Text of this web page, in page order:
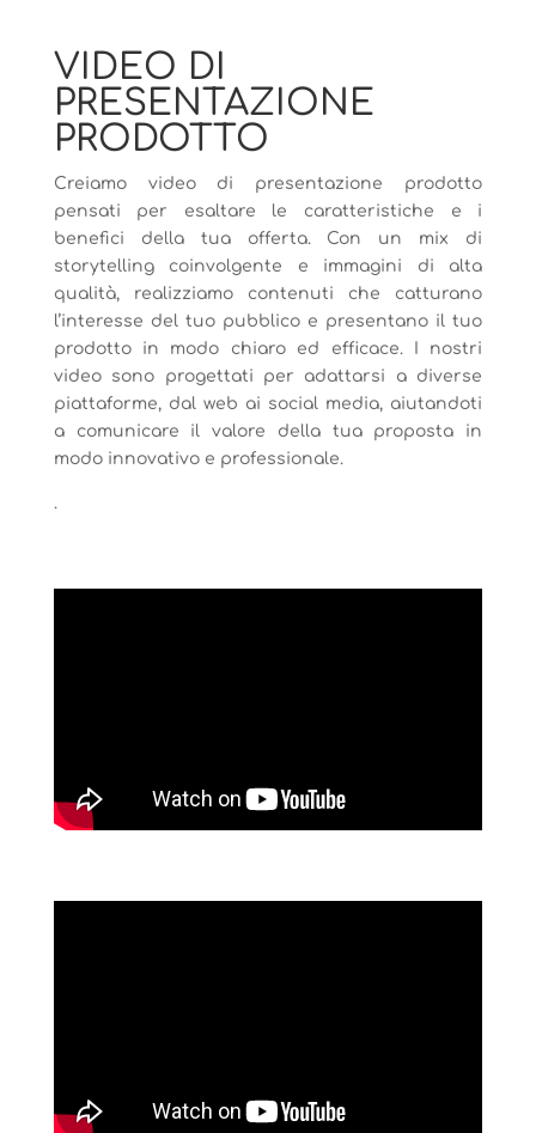
VIDEO DI
PRESENTAZIONE
PRODOTTO
Creiamo video di presentazione prodotto
pensati per esaltare le caratteristiche e i
benefici della tua offerta. Con un mix di
storytelling coinvolgente e immagini di alta
qualità, realizziamo contenuti che catturano
l’interesse del tuo pubblico e presentano il tuo
prodotto in modo chiaro ed efficace. I nostri
video sono progettati per adattarsi a diverse
piattaforme, dal web ai social media, aiutandoti
a comunicare il valore della tua proposta in
modo innovativo e professionale.
.